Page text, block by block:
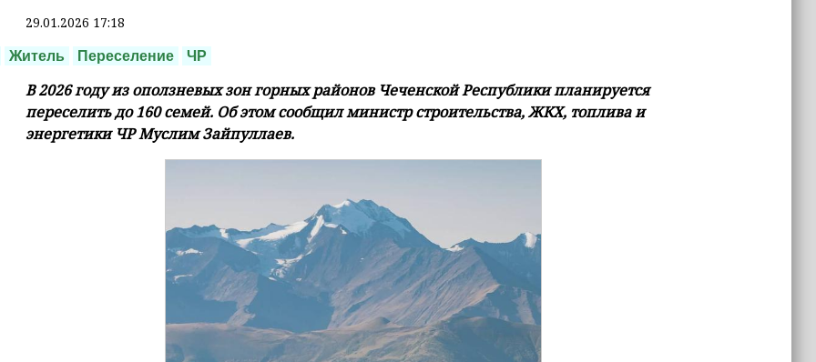
29.01.2026 17:18
Житель Переселение ЧР
В 2026 году из оползневых зон горных районов Чеченской Республики планируется
переселить до 160 семей. Об этом сообщил министр строительства, ЖКХ, топлива и
энергетики ЧР Муслим Зайпуллаев.